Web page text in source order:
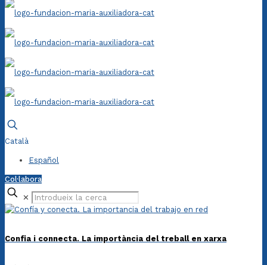
Català
Español
Col·labora
✕
Confia i connecta. La importància del treball en xarxa